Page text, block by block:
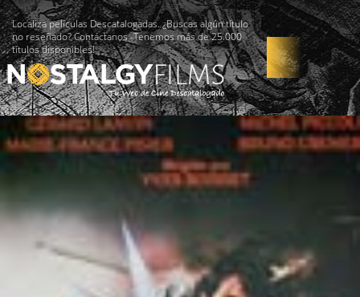
Localiza películas Descatalogadas. ¿Buscas algún título
no reseñado? Contáctanos -Tenemos más de 25.000
títulos disponibles!